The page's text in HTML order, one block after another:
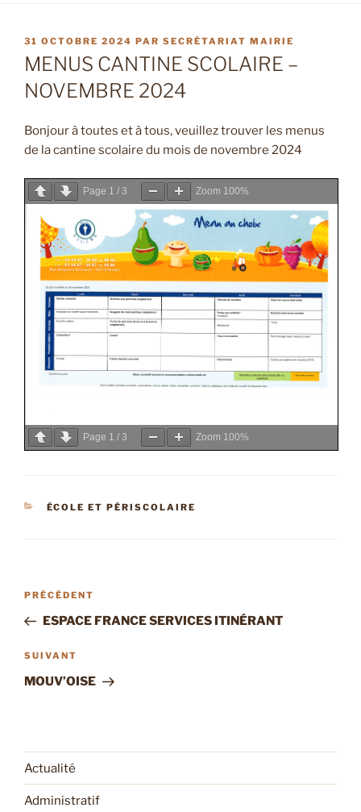
PUBLIÉ
LE
31 OCTOBRE 2024 PAR SECRÉTARIAT MAIRIE
MENUS CANTINE SCOLAIRE –
NOVEMBRE 2024
Bonjour à toutes et à tous, veuillez trouver les menus
de la cantine scolaire du mois de novembre 2024
Page 1 / 3 Zoom 100%
Page 1 / 3 Zoom 100%
CATÉGORIES
ÉCOLE ET PÉRISCOLAIRE
Navigation
l’article
Article
précédent
PRÉCÉDENT
ESPACE FRANCE SERVICES ITINÉRANT
Article
suivant
SUIVANT
MOUV’OISE
Actualité
Administratif